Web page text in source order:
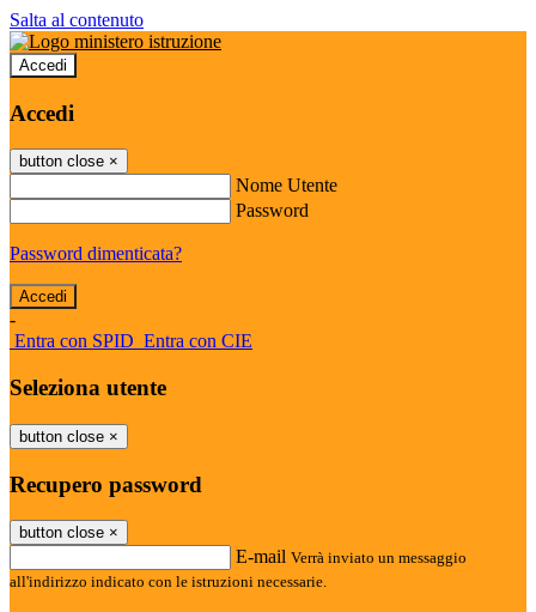
Salta al contenuto
Accedi
Accedi
button close ×
Nome Utente
Password
Password dimenticata?
-
Entra con SPID Entra con CIE
Seleziona utente
button close ×
Recupero password
button close ×
E-mail Verrà inviato un messaggio
all'indirizzo indicato con le istruzioni necessarie.